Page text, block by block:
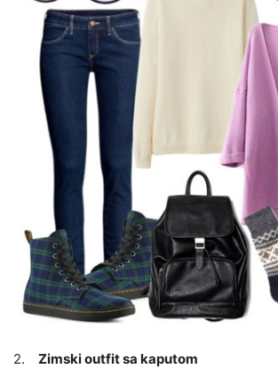
2.
Zimski outfit sa kaputom